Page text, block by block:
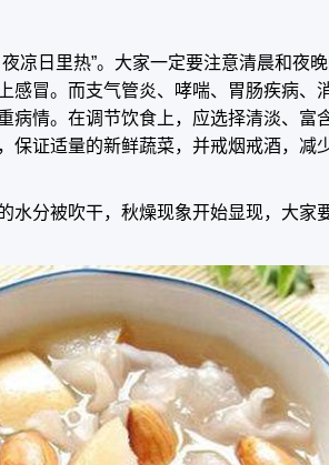
凉日里热”。大家一定要注意清晨和夜
感冒。而支气管炎、哮喘、胃肠疾病、
病情。在调节饮食上，应选择清淡、富
保证适量的新鲜蔬菜，并戒烟戒酒，减
水分被吹干，秋燥现象开始显现，大家